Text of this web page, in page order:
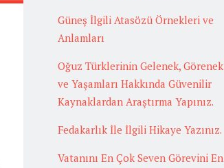
Güneş İlgili Atasözü Örnekleri ve
Anlamları
Oğuz Türklerinin Gelenek, Görenek
ve Yaşamları Hakkında Güvenilir
Kaynaklardan Araştırma Yapınız.
Fedakarlık İle İlgili Hikaye Yazınız.
Vatanını En Çok Seven Görevini En